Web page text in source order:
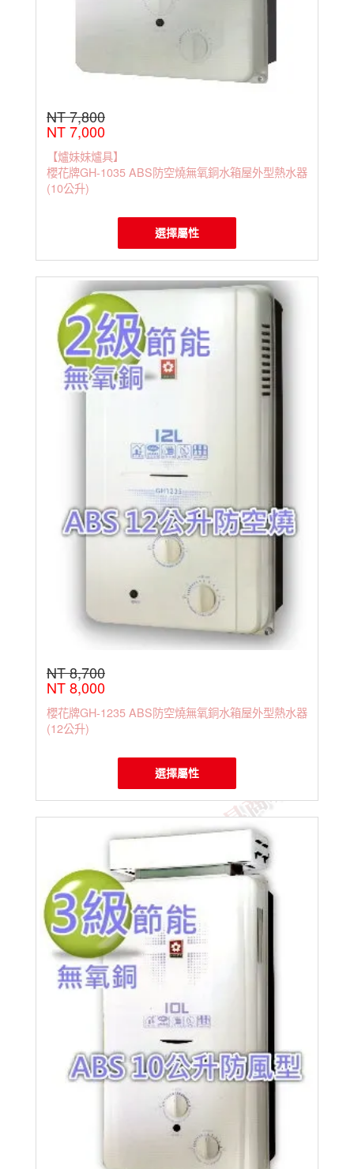
NT 7,800
NT 7,000
【爐妹妹爐具】
櫻花牌GH-1035 ABS防空燒無氧銅水箱屋外型熱水器
(10公升)
選擇屬性
NT 8,700
NT 8,000
櫻花牌GH-1235 ABS防空燒無氧銅水箱屋外型熱水器
(12公升)
選擇屬性